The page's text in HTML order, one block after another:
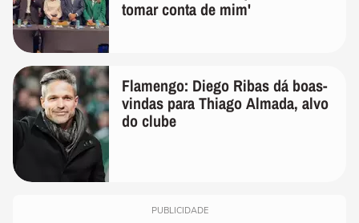
tomar conta de mim'
Flamengo: Diego Ribas dá boas-
vindas para Thiago Almada, alvo
do clube
PUBLICIDADE